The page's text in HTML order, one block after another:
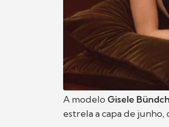
A modelo Gisele
estrela a capa de